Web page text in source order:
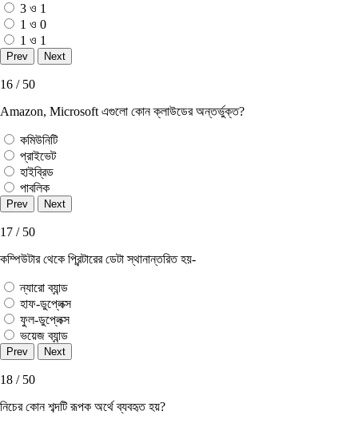
3 ও 1
1 ও 0
1 ও 1
16 / 50
Amazon, Microsoft এগুলাে কোন ক্লাউডের অন্তর্ভুক্ত?
কমিউনিটি
প্রাইভেট
হাইব্রিড
পাবলিক
17 / 50
কম্পিউটার থেকে প্রিন্টারের ডেটা স্থানান্তরিত হয়-
ন্যারো ব্যান্ড
হাফ-ডুপ্লেক্স
ফুল-ডুপ্লেক্স
ভয়েজ ব্যান্ড
18 / 50
নিচের কোন শব্দটি রূপক অর্থে ব্যবহৃত হয়?